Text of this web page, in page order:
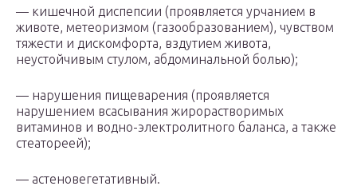
— кишечной диспепсии (проявляется урчанием в
животе, метеоризмом (газообразованием), чувством
тяжести и дискомфорта, вздутием живота,
неустойчивым стулом, абдоминальной болью);
— нарушения пищеварения (проявляется
нарушением всасы­вания жирорастворимых
витаминов и водно-электролитного баланса, а также
стеатореей);
— астеновегетативный.